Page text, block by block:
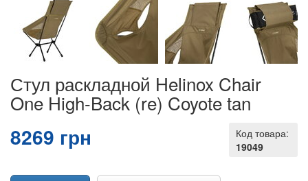
Стул раскладной Helinox Chair
One High-Back (re) Coyote tan
Код товара:
19049
8269 грн